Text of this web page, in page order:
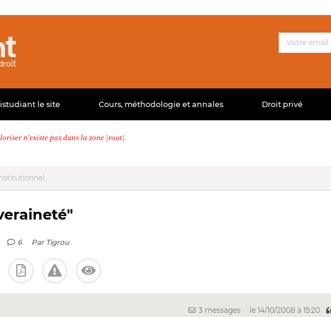
le site Cours, méthodologie et annales Droit privé
n'existe pas dans la zone |root|.
6 Par Tigrou
3 messages le 14/10/2008 à 15:20